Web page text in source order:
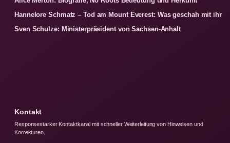
Hannelore Schmatz – Tod am Mount Everest: Was geschah mit ihr
Sven Schulze: Ministerpräsident von Sachsen-Anhalt
Kontakt
Responsestarker Kontaktkanal mit schneller Weiterleitung von Hinweisen und
Korrekturen.